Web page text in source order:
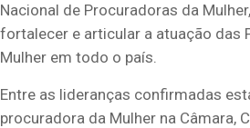
Nacional de Procuradoras da
fortalecer e articular a atuação das
Mulher em todo o país.
Entre as lideranças confirmadas
procuradora da Mulher na Câmara,